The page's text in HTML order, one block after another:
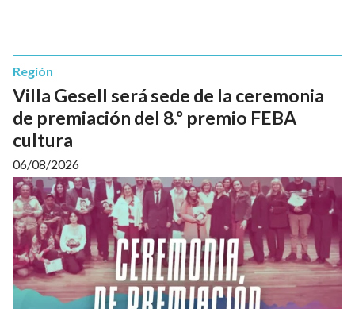
Villa Gesell será sede de la ceremonia
de premiación del 8.º premio FEBA
cultura
Región
06/08/2026